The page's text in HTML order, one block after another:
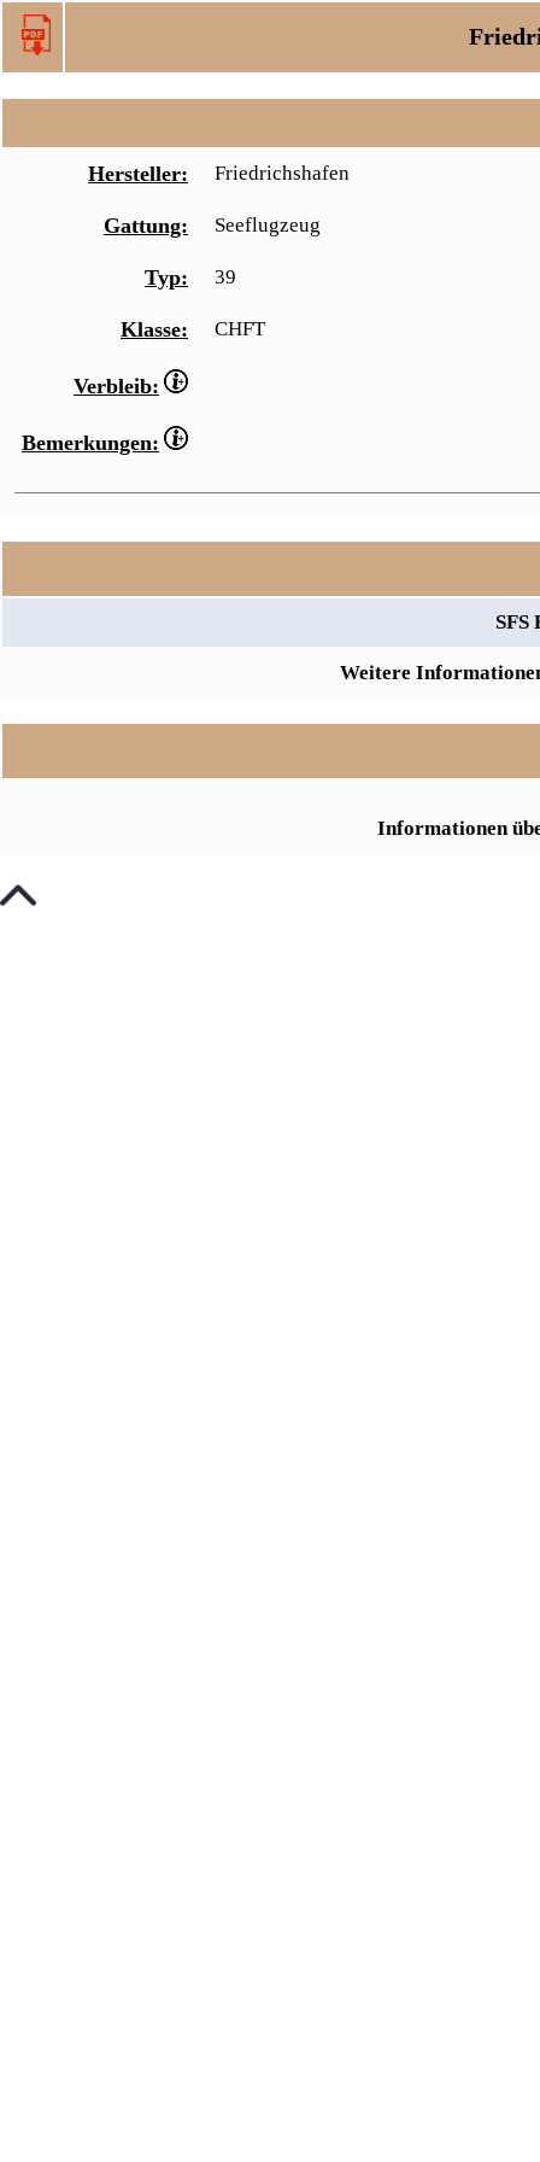
Hersteller: Friedrichshafen
Gattung: Seeflugzeug
Typ: 39
Klasse: CHFT
Verbleib:
Bemerkungen:
SFS
Weitere
Informationen